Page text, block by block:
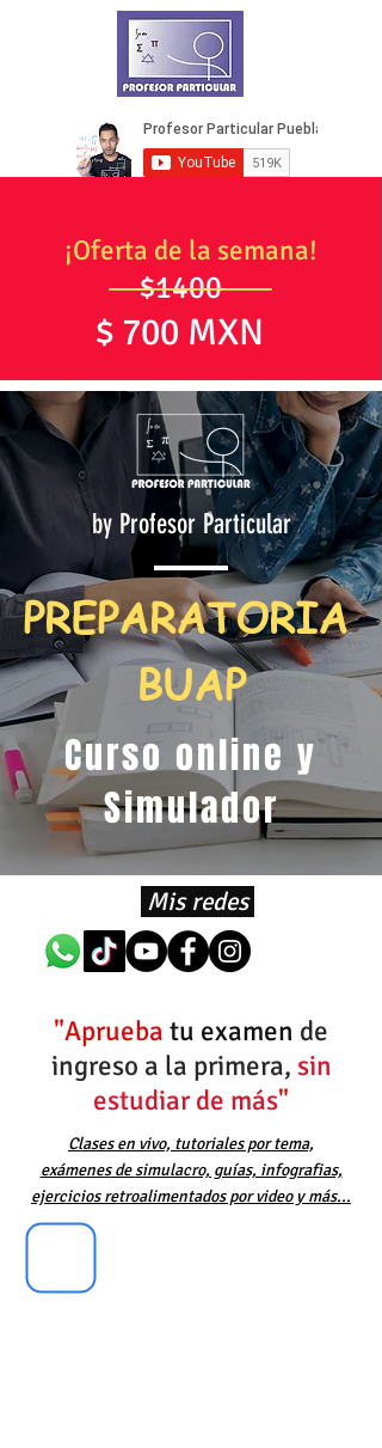
¡Oferta de la semana!
$1400
$ 700 MXN
by Profesor Particular
PREPARATORIA
BUAP
Curso online y
Simulador
Mis redes
"Aprueba tu examen de
ingreso a la primera, sin
estudiar de más"
Clases en vivo, tutoriales por tema,
exámenesdesimulacro, guías, infografias,
ejercicios retroalimentados por video y más...